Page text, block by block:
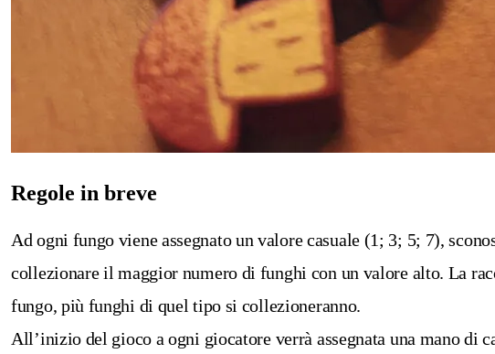
Regole in breve
Ad ogni fungo viene assegnato un valore casuale (1; 3; 5; 7),
collezionare il maggior numero di funghi con un valore alto. La
fungo, più funghi di quel tipo si collezioneranno.
All’inizio del gioco a ogni giocatore verrà assegnata una mano